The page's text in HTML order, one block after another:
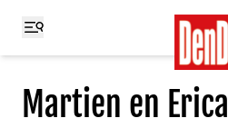
Martien en Erica